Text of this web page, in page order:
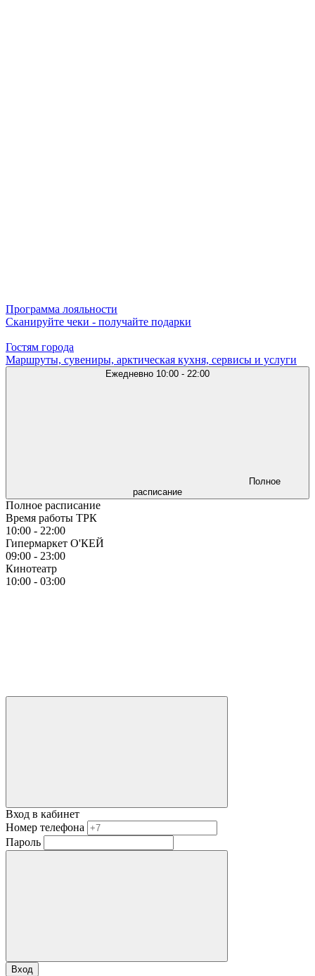
Программа лояльности
Сканируйте чеки - получайте подарки
Гостям города
Маршруты, сувениры, арктическая кухня, сервисы и услуги
Ежедневно 10:00 - 22:00
Полное
расписание
Полное расписание
Время работы ТРК
10:00 - 22:00
Гипермаркет О'КЕЙ
09:00 - 23:00
Кинотеатр
10:00 - 03:00
Вход в кабинет
Номер телефона
Пароль
Вход